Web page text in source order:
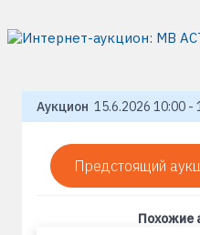
Аукцион 15.6.2026 10:00 -
Предстоящий
Похожие